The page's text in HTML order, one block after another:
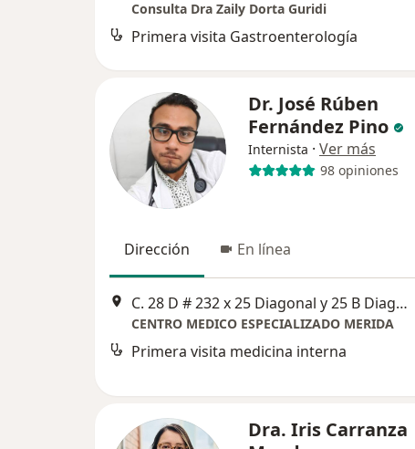
Consulta Dra Zaily Dorta Guridi
Primera visita Gastroenterología
Dr. José Rúben
Fernández Pino
Internista · Ver más
98 opiniones
Dirección En línea
C. 28 D # 232 x 25 Diagonal y 25 B Diagonal Polígono Itzimná, Itzimná, Polígono 108, 97143 Mérida, Yuc., Mérida
CENTRO MEDICO ESPECIALIZADO MERIDA
Primera visita medicina interna
Dra. Iris Carranza